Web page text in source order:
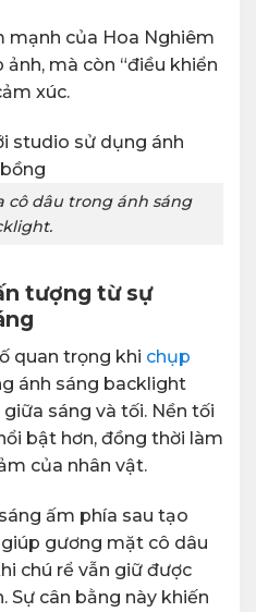
mạnh của Hoa Nghiêm
ảnh, mà còn “điều khiển
xúc.
cô dâu trong ánh sáng
tượng từ sự
quan trọng khi chụp
ánh sáng backlight
sáng và tối. Nền tối
bật hơn, đồng thời làm
của nhân vật.
ấm phía sau tạo
gương mặt cô dâu
chú rể vẫn giữ được
Sự cân bằng này khiến